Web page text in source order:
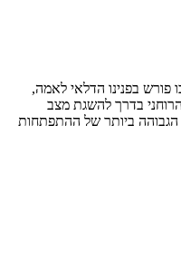
פורש בפנינו הדלאי לאמה,
בדרך להשגת מצב
ביותר של ההתפתחות